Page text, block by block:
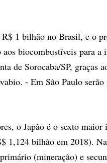
1 bilhão no Brasil, e o
biocombustíveis para
de Sorocaba/SP, graças
- Em São Paulo
o Japão é o sexto
1,124 bilhão em 2018).
(mineração) e